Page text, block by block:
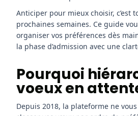
Anticiper pour mieux choisir, c’est
prochaines semaines. Ce guide
organiser vos préférences dès
la phase d’admission avec une
Pourquoi
voeux en
Depuis 2018, la plateforme ne